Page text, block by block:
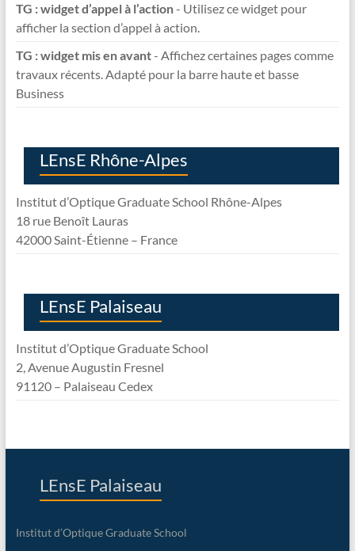
TG : widget d’appel à l’action- Utilisez ce widget pour
afficher la section d’appel à action.
TG : widget mis en avant- Affichez certaines pages comme
travaux récents. Adapté pour la barre haute et basse
Business
LEnsE Rhône-Alpes
Institut d’Optique Graduate School Rhône-Alpes
18 rue Benoît Lauras
42000 Saint-Étienne – France
LEnsE Palaiseau
Institut d’Optique Graduate School
2, Avenue Augustin Fresnel
91120 – Palaiseau Cedex
LEnsE Palaiseau
Institut d’Optique Graduate School